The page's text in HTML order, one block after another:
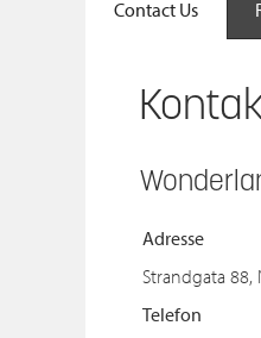
Contact Us
Adresse
Strandgata 88,
Telefon